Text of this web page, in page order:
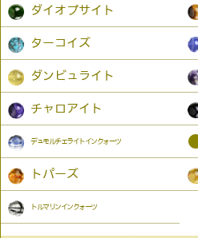
ダイオプサイト
ターコイズ
ダンビュライト
チャロアイト
デュモルチェライトインクォーツ
トパーズ
トルマリンインクォーツ